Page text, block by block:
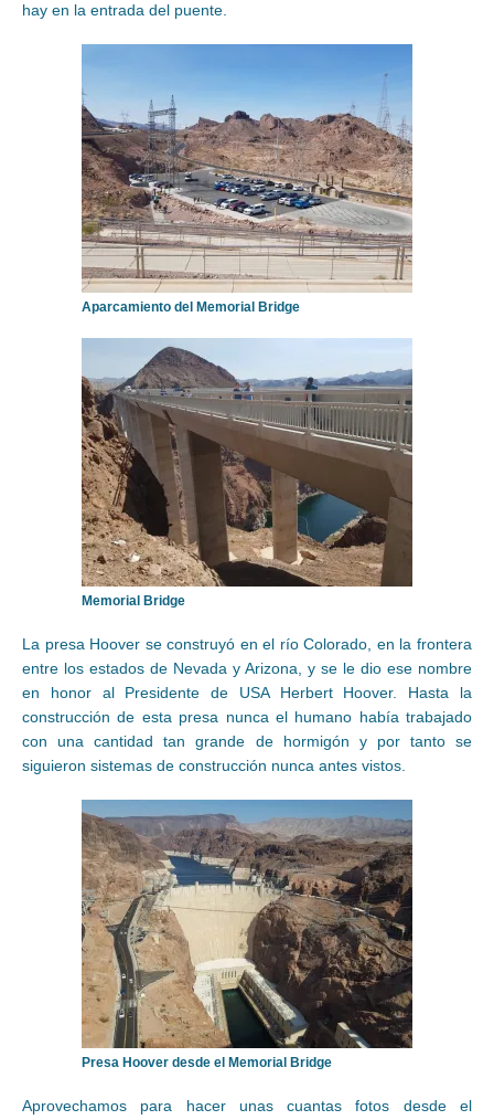
hay en la entrada del puente.
Aparcamiento del Memorial Bridge
Memorial Bridge
La presa Hoover se construyó en el río Colorado, en la frontera
entre los estados de Nevada y Arizona, y se le dio ese nombre
en honor al Presidente de USA Herbert Hoover. Hasta la
construcción de esta presa nunca el humano había trabajado
con una cantidad tan grande de hormigón y por tanto se
siguieron sistemas de construcción nunca antes vistos.
Presa Hoover desde el Memorial Bridge
Aprovechamos para hacer unas cuantas fotos desde el